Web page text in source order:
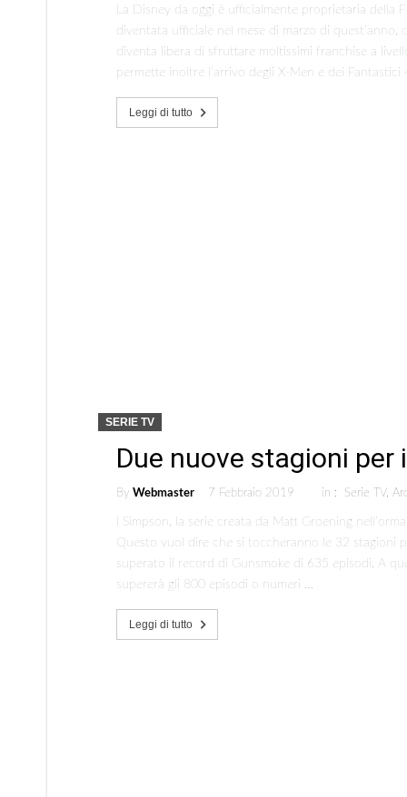
La Disney da oggi è ufficialmente proprietaria della
diventata ufficiale nel mese di marzo di
diventa libera di sfruttare moltissimi franchise a
permette inoltre l’arrivo degli X-Men e dei Fantastici
Leggi di tutto
SERIE TV
Due nuove stagioni per
By Webmaster 7 Febbraio 2019 in : Serie TV,
I Simpson, la serie creata da Matt Groening
Questo vuol dire che si toccheranno le 32 stagioni
superato il record di Gunsmoke di 635 episodi. A
supererà gli 800 episodi o numeri …
Leggi di tutto